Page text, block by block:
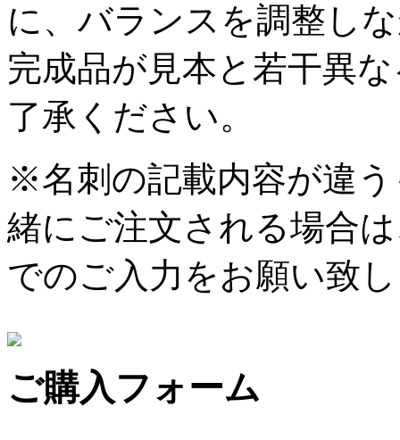
に、バランスを調整し
完成品が見本と若干異
了承ください。
※名刺の記載内容が違
緒にご注文される場合
でのご入力をお願い致
ご購入フォーム